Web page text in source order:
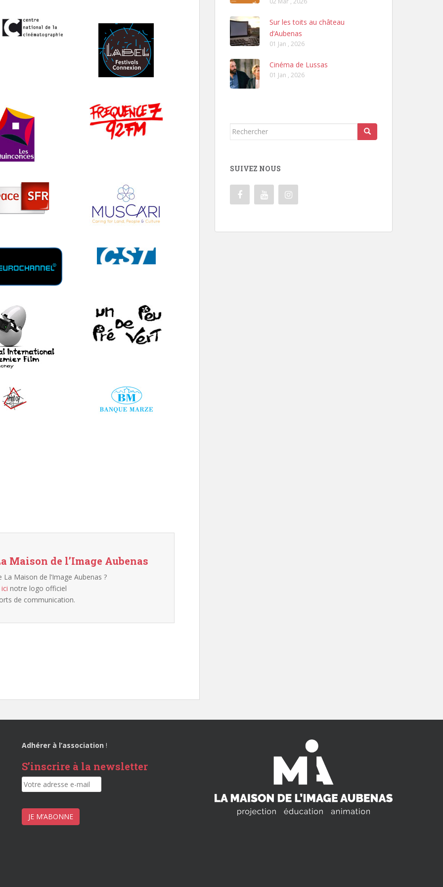
Maison de l’Image Aubenas
Maison de l’Image Aubenas ?
ici notre logo officiel
de communication.
Sur les toits au château
d’Aubenas
01 Jan , 2026
Cinéma de Lussas
01 Jan , 2026
Rechercher...
SUIVEZ NOUS
Adhérer à l’association !
S’inscrire à la newsletter
JE M’ABONNE